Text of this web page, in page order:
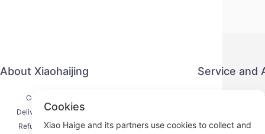
About Xiaohaijing
Contact Us
Delivery Process
Refund Process
Service and
Service
Cookies
Xiao Haige and its partners use cookies to collect and